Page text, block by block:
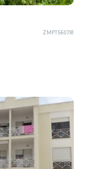
ZMPT560781